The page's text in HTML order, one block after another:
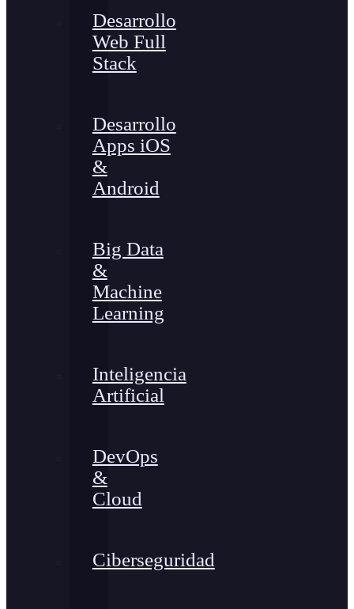
Desarrollo
Web Full
Stack
Desarrollo
Apps iOS
&
Android
Big Data
&
Machine
Learning
Inteligencia
Artificial
DevOps
&
Cloud
Ciberseguridad